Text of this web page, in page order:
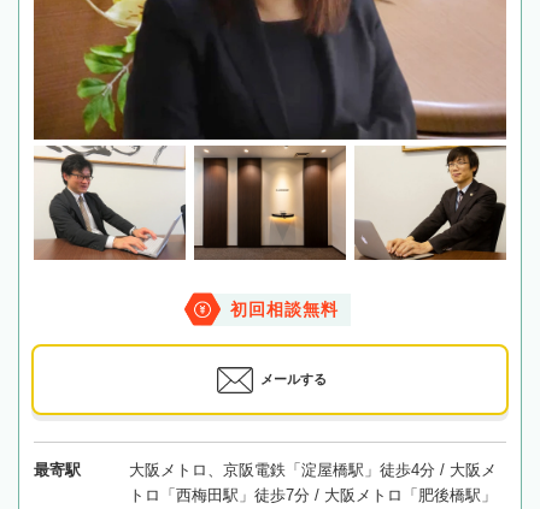
初回相談無料
メールする
最寄駅
大阪メトロ、京阪電鉄「淀屋橋駅」徒歩4分 / 大阪メ
トロ「西梅田駅」徒歩7分 / 大阪メトロ「肥後橋駅」